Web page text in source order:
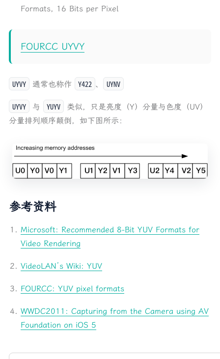
Formats, 16 Bits per Pixel
FOURCC UYVY
UYVY 通常也称作 Y422 、 UYNV
UYVY 与 YUYV
类似，只是亮度（Y）分量与色度（UV）
分量排列顺序颠倒，如下图所示：
参考资料
Microsoft: Recommended 8-Bit YUV Formats for
Video Rendering
VideoLAN’s Wiki: YUV
FOURCC: YUV pixel formats
WWDC2011: Capturing from the Camera using AV
Foundation on iOS 5